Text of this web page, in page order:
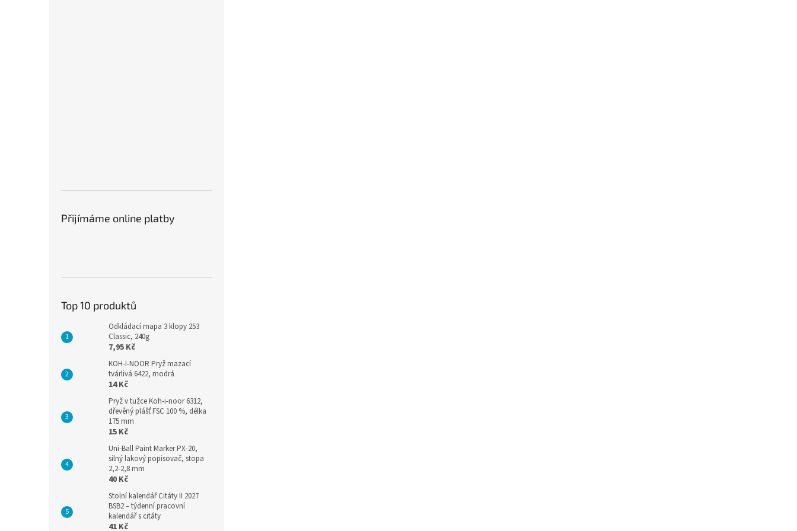
Přijímáme online platby
Top 10 produktů
Odkládací mapa 3 klopy 253
Classic, 240g
7,95 Kč
KOH-I-NOOR Pryž mazací
tvárlivá 6422, modrá
14 Kč
Pryž v tužce Koh-i-noor 6312,
dřevěný plášť FSC 100 %, délka
175 mm
15 Kč
Uni-Ball Paint Marker PX-20,
silný lakový popisovač, stopa
2,2-2,8 mm
40 Kč
Stolní kalendář Citáty II 2027
BSB2 – týdenní pracovní
kalendář s citáty
41 Kč